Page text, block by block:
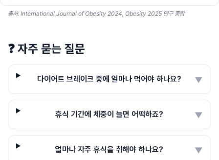
출처: International Journal of Obesity 2024, Obesity 2025 연구 종합
❓ 자주 묻는 질문
다이어트 브레이크 중에 얼마나 먹어야 하나요? ▼
휴식 기간에 체중이 늘면 어떡하죠? ▼
얼마나 자주 휴식을 취해야 하나요? ▼